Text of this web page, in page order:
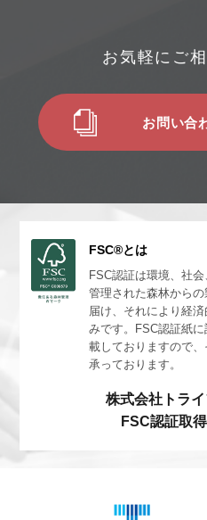
お気軽にご
お問い合
FSC®とは
FSC認証は環境、社
管理された森林から
届け、それにより経
みです。FSC認証紙
載しておりますので
承っております。
株式会社トラ
FSC認証取